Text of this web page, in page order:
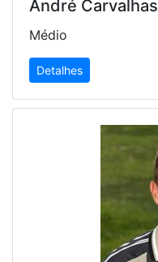
André Carvalhas
Médio
Detalhes